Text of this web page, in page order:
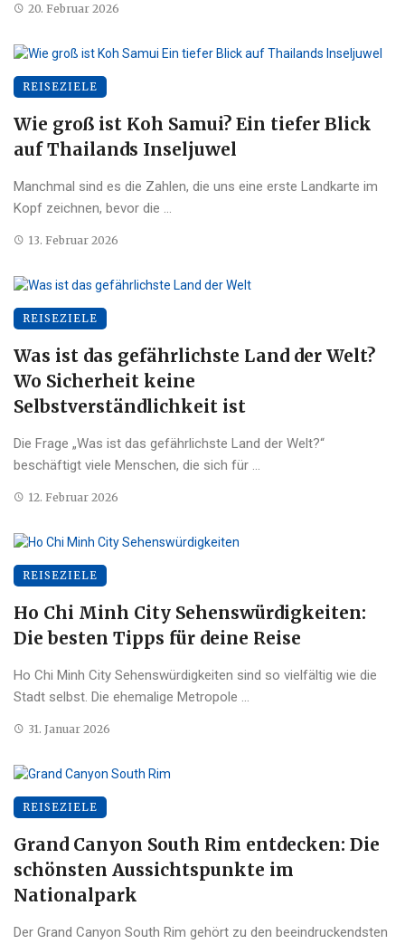
20. Februar 2026
REISEZIELE
Wie groß ist Koh Samui? Ein tiefer Blick
auf Thailands Inseljuwel
Manchmal sind es die Zahlen, die uns eine erste Landkarte im
Kopf zeichnen, bevor die ...
13. Februar 2026
REISEZIELE
Was ist das gefährlichste Land der Welt?
Wo Sicherheit keine
Selbstverständlichkeit ist
Die Frage „Was ist das gefährlichste Land der Welt?“
beschäftigt viele Menschen, die sich für ...
12. Februar 2026
REISEZIELE
Ho Chi Minh City Sehenswürdigkeiten:
Die besten Tipps für deine Reise
Ho Chi Minh City Sehenswürdigkeiten sind so vielfältig wie die
Stadt selbst. Die ehemalige Metropole ...
31. Januar 2026
REISEZIELE
Grand Canyon South Rim entdecken: Die
schönsten Aussichtspunkte im
Nationalpark
Der Grand Canyon South Rim gehört zu den beeindruckendsten